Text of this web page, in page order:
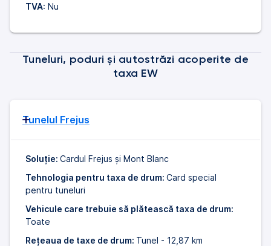
TVA: Nu
Tuneluri, poduri și autostrăzi acoperite de
taxa EW
Tunelul Frejus
Soluție: Cardul Frejus și Mont Blanc
Tehnologia pentru taxa de drum: Card special
pentru tuneluri
Vehicule care trebuie să plătească taxa de drum:
Toate
Rețeaua de taxe de drum: Tunel - 12,87 km